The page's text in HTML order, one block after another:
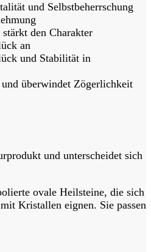
und Selbstbeherrschung
den Charakter
an
und Stabilität in
überwindet Zögerlichkeit
und unterscheidet sich
ovale Heilsteine, die sich
Kristallen eignen. Sie passen